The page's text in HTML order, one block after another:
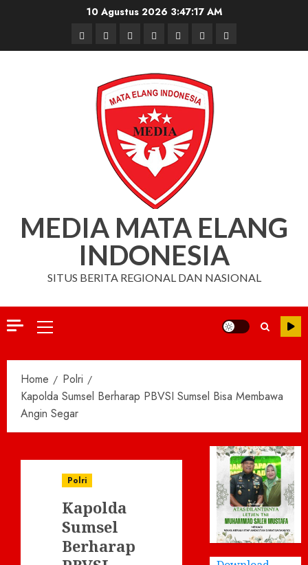
10 Agustus 2026 3:47:17 AM
BerandaNasionalDaerahHukum
dan
Kriminal
Pendidikan
Box
Redaksi
Iklan
MEDIA MATA ELANG
INDONESIA
SITUS BERITA REGIONAL DAN NASIONAL
Primary
Home
Polri
Kapolda Sumsel Berharap PBVSI Sumsel Bisa Membawa
Angin Segar
Polri
Kapolda
Sumsel
Berharap